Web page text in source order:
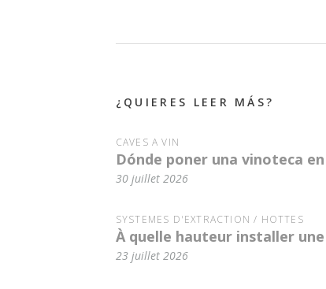
¿QUIERES LEER MÁS?
CAVES À VIN
Dónde poner una vinoteca
30 juillet 2026
SYSTÈMES D'EXTRACTION / HOTTES
À quelle hauteur installer
23 juillet 2026